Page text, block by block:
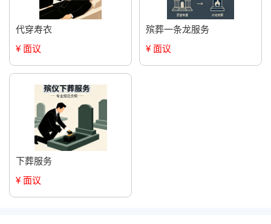
代穿寿衣
¥ 面议
殡葬一条龙服务
¥ 面议
下葬服务
¥ 面议